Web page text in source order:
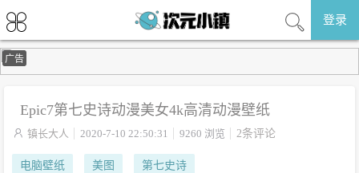
登录
广告
Epic7第七史诗动漫美女4k高清动漫壁纸
 镇长大人 2020-7-10 22:50:31 9260 浏览 2条评论
电脑壁纸 美图 第七史诗